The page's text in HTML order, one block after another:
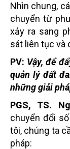
Nhìn chung,
chuyển từ
xảy ra sang
sát liên tục và
PV: Vậy, để
quản lý đất
những giải
PGS, TS.
chuyển đổi
tôi, chúng ta
pháp: